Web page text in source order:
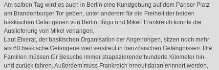
Am selben Tag wird es auch in Berlin eine Kundgebung auf dem Pariser Platz
am Brandenburger Tor geben, unter anderem für die Freiheit der beiden
baskischen Gefangenen von Berlin, Iñigo und Mikel. Frankreich könnte die
Auslieferung von Mikel verlangen.
Laut Etxerat, der baskischen Organisation der Angehörigen, sitzen noch mehr
als 60 baskische Gefangene weit verstreut in französischen Gefängnissen. Die
Familien müssen für Besuche immer strapazierende hunderte Kilometer hin-
und zurück fahren. Außerdem muss Frankreich erneut daran erinnert werden,